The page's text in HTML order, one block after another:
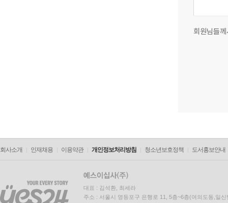
회원님들
회사소개 인재채용 이용약관 개인정보처리방침 청소년보호정책 도서홍보안내
대표 : 김석환, 최세라
주소 : 서울시 영등포구 은행로 11, 5층~6층(여의도동,일신